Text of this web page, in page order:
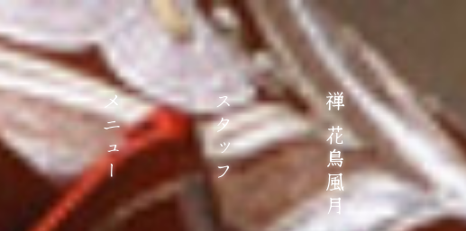
HAIR SALON 禅-7938
HAIR SALON 禅 花鳥風月
禅 花鳥風月
スタッフ
メニュー